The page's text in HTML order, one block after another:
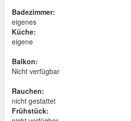
Badezimmer:
eigenes
Küche:
eigene
Balkon:
Nicht verfügbar
Rauchen:
nicht gestattet
Frühstück: